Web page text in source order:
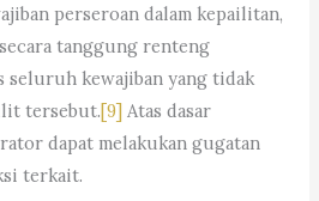
perseroan dalam kepailitan,
tanggung renteng
seluruh kewajiban yang tidak
tersebut.[9] Atas dasar
dapat melakukan gugatan
terkait.